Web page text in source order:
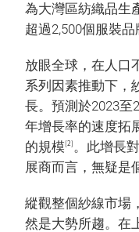
為大灣區紡織品生
超過2,500個服裝
放眼全球，在人口
系列因素推動下，
長。預測於2023至
年增長率的速度拓
的規模[2]。此增長
展商而言，無疑是
縱觀整個紗線市場
然是大勢所趨。在